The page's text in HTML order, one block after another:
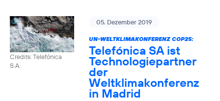
Credits: Telefónica
S.A.
05. Dezember 2019
UN-WELTKLIMAKONFERENZ COP25:
Telefónica SA ist
Technologiepartner
der
Weltklimakonferenz
in Madrid